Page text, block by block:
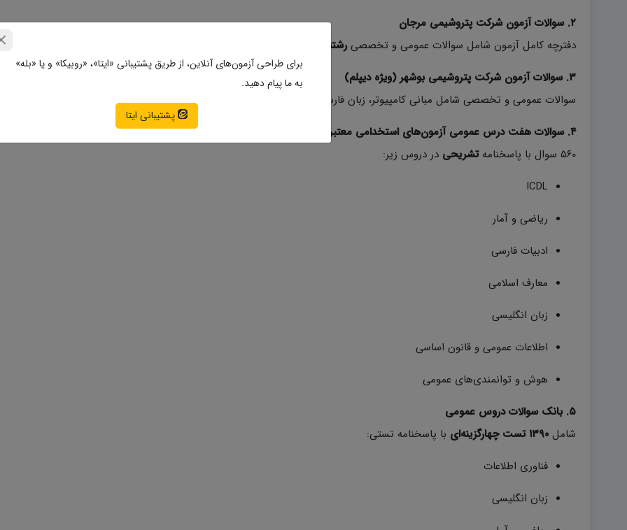
۲. سوالات آزمون شرکت پتروشیمی مرجان
دفترچه کامل آزمون شامل سوالات عمومی و تخصصیرشته مهندسی شیمی
۳. سوالات آزمون شرکت پتروشیمی بوشهر (ویژه دیپلم)
سوالات عمومی و تخصصی شامل مبانی کامپیوتر، زبان فارسی، زبان انگلیسی و هوش – بدون پاسخنامه
۴. سوالات هفت درس عمومی آزمون‌های استخدامی معتبر کشور
۵۶۰ سوال با پاسخنامه
تشریحی در دروس زیر:
ICDL
ریاضی و آمار
ادبیات فارسی
معارف اسلامی
زبان انگلیسی
اطلاعات عمومی و قانون اساسی
هوش و توانمندی‌های عمومی
۵. بانک سوالات دروس عمومی
شامل۱۳۹۰ تست چهارگزینه‌ای
با پاسخنامه تستی:
فناوری اطلاعات
زبان انگلیسی
برای طراحی آزمون‌های آنلاین، از طریق پشتیبانی «ایتا»، «روبیکا» و یا «بله»
به ما پیام دهید.
پشتیبانی ایتا